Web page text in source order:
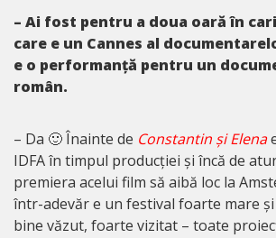
– Ai fost pentru a doua oară în
care e un Cannes al
e o performanță pentru un
român.
– Da 🙂 Înainte de Constantin și Elena
IDFA în timpul producției și încă de
premiera acelui film să aibă loc la
într-adevăr e un festival foarte mare
bine văzut, foarte vizitat – toate